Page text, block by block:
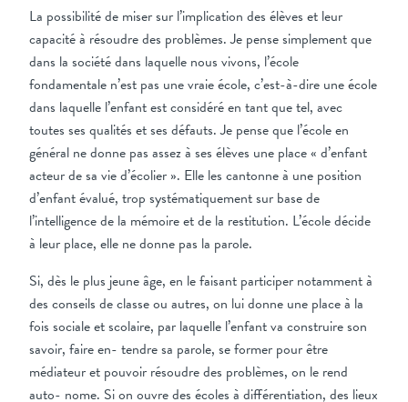
La possibilité de miser sur l’implication des élèves et leur
capacité à résoudre des problèmes. Je pense simplement que
dans la société dans laquelle nous vivons, l’école
fondamentale n’est pas une vraie école, c’est-à-dire une école
dans laquelle l’enfant est considéré en tant que tel, avec
toutes ses qualités et ses défauts. Je pense que l’école en
général ne donne pas assez à ses élèves une place « d’enfant
acteur de sa vie d’écolier ». Elle les cantonne à une position
d’enfant évalué, trop systématiquement sur base de
l’intelligence de la mémoire et de la restitution. L’école décide
à leur place, elle ne donne pas la parole.
Si, dès le plus jeune âge, en le faisant participer notamment à
des conseils de classe ou autres, on lui donne une place à la
fois sociale et scolaire, par laquelle l’enfant va construire son
savoir, faire en- tendre sa parole, se former pour être
médiateur et pouvoir résoudre des problèmes, on le rend
auto- nome. Si on ouvre des écoles à différentiation, des lieux